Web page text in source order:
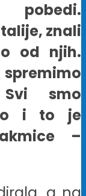
pobedi.
znali
od njih.
smo
i to je
–